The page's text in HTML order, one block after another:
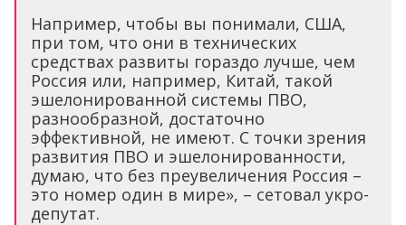
Например, чтобы вы понимали, США,
при том, что они в технических
средствах развиты гораздо лучше, чем
Россия или, например, Китай, такой
эшелонированной системы ПВО,
разнообразной, достаточно
эффективной, не имеют. С точки зрения
развития ПВО и эшелонированности,
думаю, что без преувеличения Россия –
это номер один в мире», – сетовал укро-
депутат.